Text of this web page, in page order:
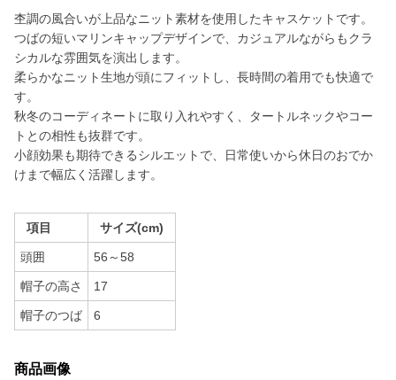
杢調の風合いが上品なニット素材を使用したキャスケットです。
つばの短いマリンキャップデザインで、カジュアルながらもクラ
シカルな雰囲気を演出します。
柔らかなニット生地が頭にフィットし、長時間の着用でも快適で
す。
秋冬のコーディネートに取り入れやすく、タートルネックやコー
トとの相性も抜群です。
小顔効果も期待できるシルエットで、日常使いから休日のおでか
けまで幅広く活躍します。
項目 サイズ(cm)
頭囲 56～58
帽子の高さ 17
帽子のつば 6
商品画像